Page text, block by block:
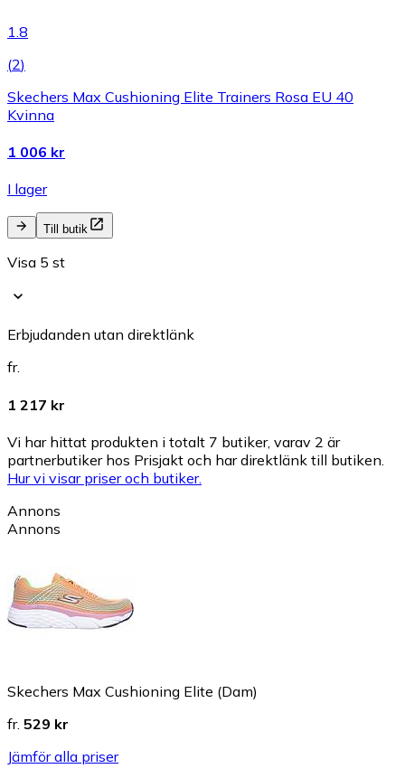
1.8
(2)
Skechers Max Cushioning Elite Trainers Rosa EU 40
Kvinna
1 006 kr
I lager
Till butik
Visa 5 st
Erbjudanden utan direktlänk
fr.
1 217 kr
Vi har hittat produkten i totalt 7 butiker, varav 2 är
partnerbutiker hos Prisjakt och har direktlänk till butiken.
Hur vi visar priser och butiker.
Annons
Annons
Skechers Max Cushioning Elite (Dam)
fr. 529 kr
Jämför alla priser